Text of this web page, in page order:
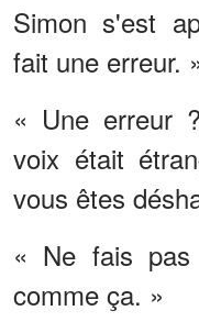
Simon s'est
fait une erreur.
« Une erreur
voix était
vous êtes
« Ne fais
comme ça. »